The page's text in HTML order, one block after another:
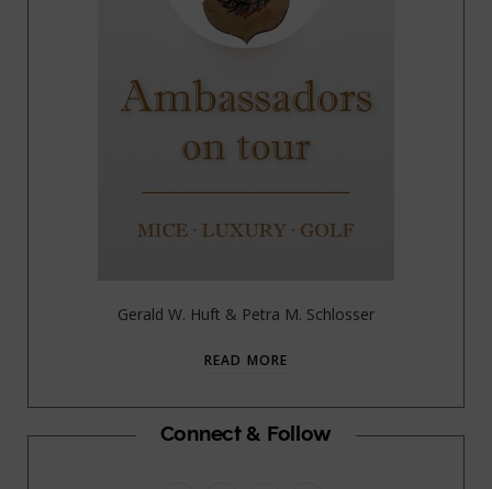
Gerald W. Huft & Petra M. Schlosser
READ MORE
Connect & Follow